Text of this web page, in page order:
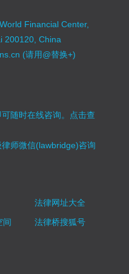
Financial Center,
200120, China
(请用@替换+)
随时在线咨询。 点击查
师微信(lawbridge)咨询
法律网址大全
间
法律桥搜狐号